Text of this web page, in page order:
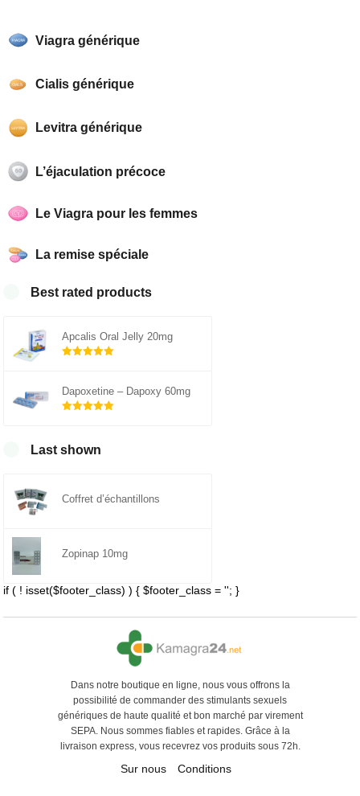
Viagra générique
Cialis générique
Levitra générique
L’éjaculation précoce
Le Viagra pour les femmes
La remise spéciale
Best rated products
Apcalis Oral Jelly 20mg
Dapoxetine – Dapoxy 60mg
Last shown
Coffret d’échantillons
Zopinap 10mg
if ( ! isset($footer_class) ) { $footer_class = ''; }
Dans notre boutique en ligne, nous vous offrons la
possibilité de commander des stimulants sexuels
génériques de haute qualité et bon marché par virement
SEPA. Nous sommes fiables et rapides. Grâce à la
livraison express, vous recevrez vos produits sous 72h.
Sur nous Conditions